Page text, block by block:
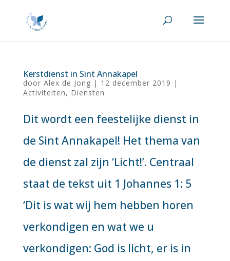
Kerstdienst in Sint Annakapel
door Alex de Jong | 12 december 2019 |
Activiteiten, Diensten
Dit wordt een feestelijke dienst in
de Sint Annakapel! Het thema van
de dienst zal zijn ‘Licht!’. Centraal
staat de tekst uit 1 Johannes 1: 5
‘Dit is wat wij hem hebben horen
verkondigen en wat we u
verkondigen: God is licht, er is in